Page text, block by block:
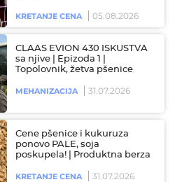
KRETANJE CENA 05.08.2026
CLAAS EVION 430 ISKUSTVA
sa njive | Epizoda 1 |
Topolovnik, žetva pšenice
MEHANIZACIJA 31.07.2026
Cene pšenice i kukuruza
ponovo PALE, soja
poskupela! | Produktna berza
KRETANJE CENA 31.07.2026